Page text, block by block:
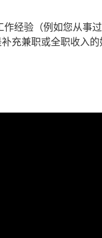
经验（例如您从事
充兼职或全职收入的